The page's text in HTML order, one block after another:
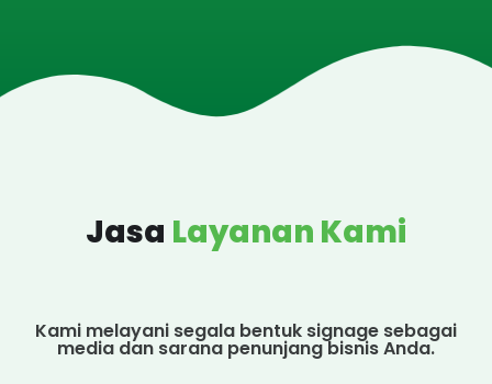
Jasa Layanan Kami
Kami melayani segala bentuk signage sebagai
media dan sarana penunjang bisnis Anda.